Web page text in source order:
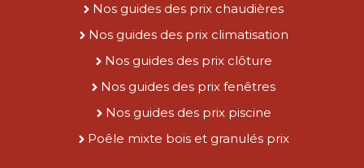
Nos guides des prix chaudières
Nos guides des prix climatisation
Nos guides des prix clôture
Nos guides des prix fenêtres
Nos guides des prix piscine
Poêle mixte bois et granulés prix